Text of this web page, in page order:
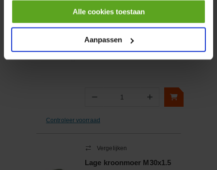
Alle cookies toestaan
Aanpassen
Artikelnummer:
9RSW02
− Aantal +
Controleer voorraad
Vergelijken
Lage kroonmoer M30x1.5